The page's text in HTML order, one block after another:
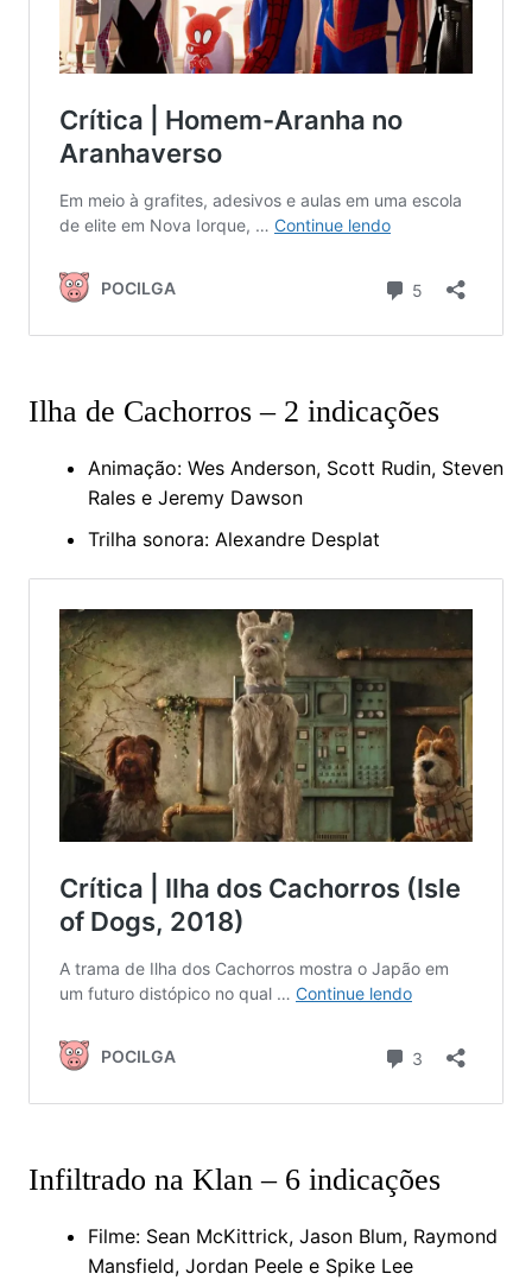
Ilha de Cachorros – 2 indicações
Animação: Wes Anderson, Scott Rudin, Steven
Rales e Jeremy Dawson
Trilha sonora: Alexandre Desplat
Infiltrado na Klan – 6 indicações
Filme: Sean McKittrick, Jason Blum, Raymond
Mansfield, Jordan Peele e Spike Lee